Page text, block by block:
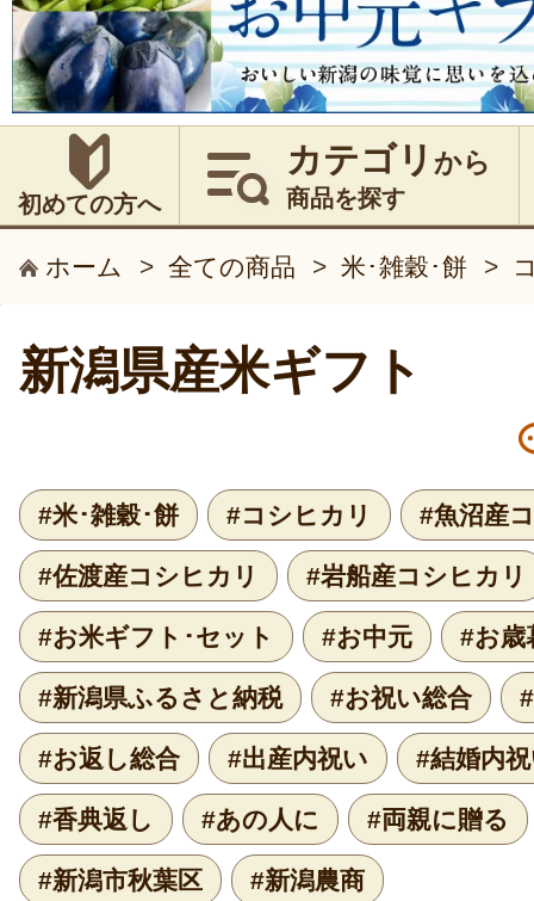
初めての方へ
カテゴリ から
商品を探す
ホーム > 全ての商品 > 米･雑穀･餅 >
新潟県産米ギフト
#米･雑穀･餅 #コシヒカリ #魚沼産
#佐渡産コシヒカリ #岩船産コシヒカリ
#お米ギフト･セット #お中元 #お歳
#新潟県ふるさと納税 #お祝い総合
#お返し総合 #出産内祝い #結婚内
#香典返し #あの人に #両親に贈る
#新潟市秋葉区 #新潟農商